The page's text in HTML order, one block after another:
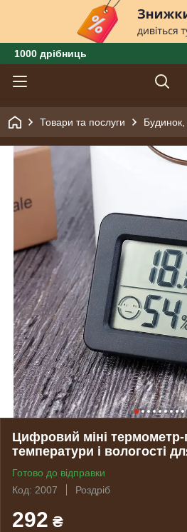
1000 дрібниць
Товари та послуги Будинок,
Цифровий міні термометр-
температури і вологості
Готово до відправки
Код: 2007
Роздріб
292 ₴